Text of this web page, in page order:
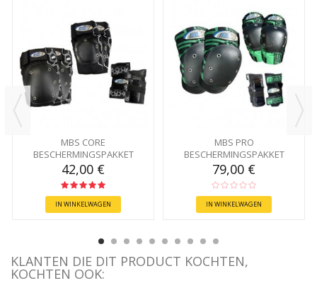
MBS CORE
BESCHERMINGSPAKKET
42,00 €
IN WINKELWAGEN
MBS PRO
BESCHERMINGSPAKKET
79,00 €
IN WINKELWAGEN
KLANTEN DIE DIT PRODUCT KOCHTEN,
KOCHTEN OOK: